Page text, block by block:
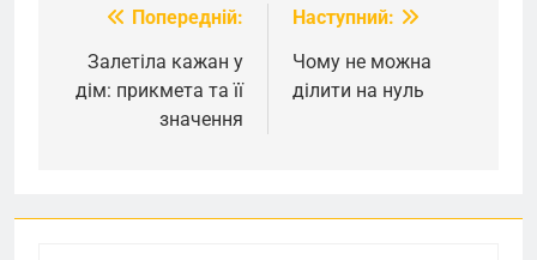
Навігація
записів
Попередній:
Залетіла кажан у
дім: прикмета та її
значення
Наступний:
Чому не можна
ділити на нуль